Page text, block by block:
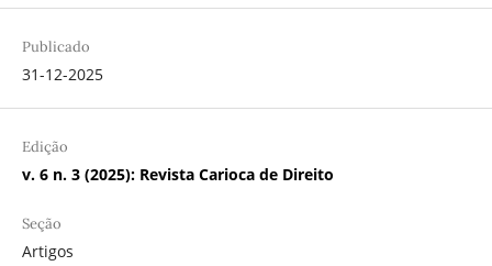
Publicado
31-12-2025
Edição
v. 6 n. 3 (2025): Revista Carioca de Direito
Seção
Artigos